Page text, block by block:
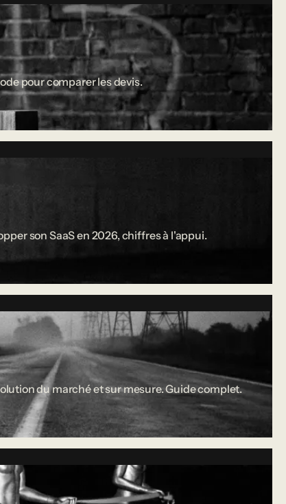
pour comparer les devis.
son SaaS en 2026, chiffres à l'appui.
du marché et sur mesure. Guide complet.